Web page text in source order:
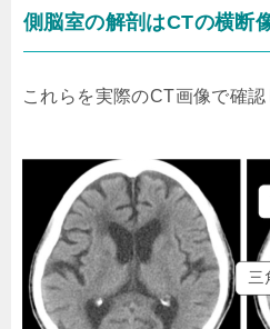
側脳室の解剖はCTの横断
これらを実際のCT画像で確認